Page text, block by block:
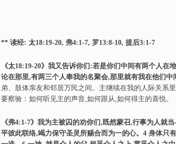
** 读经: 太18:19-20, 弗4:1-7, 罗13:8-10, 提后3:1-7
《太18:19-20》我又告诉你们:若是你们中间有两个人在
论在那里,有两三个人奉我的名聚会,那里就有我在他们中
弟、肢体亲友和邻居万民之间。主继续在我的人际关系
要察验：如何听见主的声音,如何跟从,如何得主的喜悦。
《弗4:1-7》我为主被囚的劝你们,既然蒙召,行事为人就
平彼此联络,竭力保守圣灵所赐合而为一的心。4 身体只